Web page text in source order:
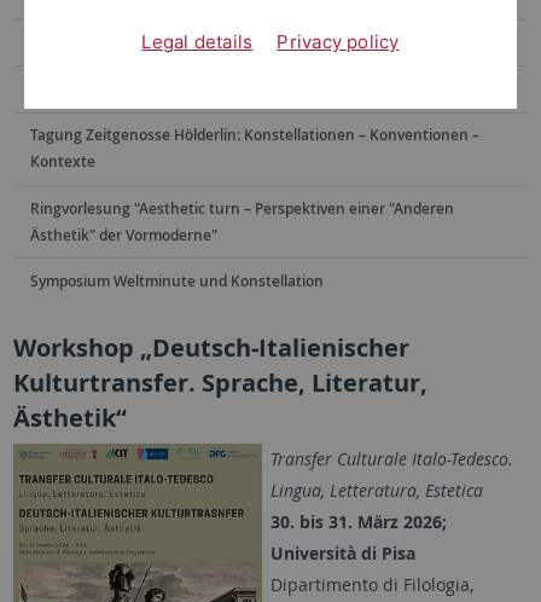
Tagung Lessings Hamburgische Dramaturgie
Tagung Zeitgenosse Hölderlin: Konstellationen – Konventionen –
Kontexte
Ringvorlesung "Aesthetic turn – Perspektiven einer "Anderen
Ästhetik" der Vormoderne"
Symposium Weltminute und Konstellation
Workshop „Deutsch-Italienischer
Kulturtransfer. Sprache, Literatur,
Ästhetik“
Transfer Culturale Italo-Tedesco.
Lingua, Letteratura, Estetica
30. bis 31. März 2026;
Università di Pisa
Dipartimento di Filologia,
Legal details Privacy policy